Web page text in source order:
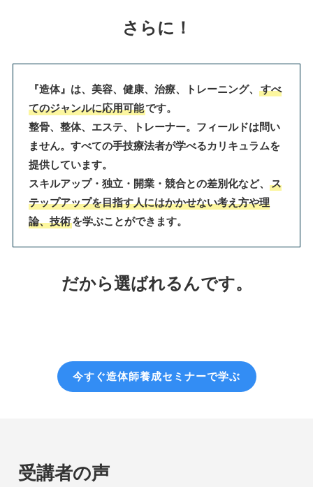
さらに！
『造体』は、美容、健康、治療、トレーニング、すべ
てのジャンルに応用可能です。
整骨、整体、エステ、トレーナー。フィールドは問い
ません。すべての手技療法者が学べるカリキュラムを
提供しています。
スキルアップ・独立・開業・競合との差別化など、ス
テップアップを目指す人にはかかせない考え方や理
論、技術を学ぶことができます。
だから選ばれるんです。
今すぐ造体師養成セミナーで学ぶ
受講者の声